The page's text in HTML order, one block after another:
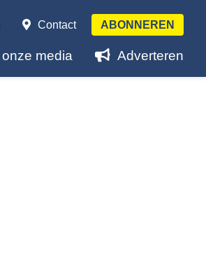
Contact ABONNEREN
onze media Adverteren